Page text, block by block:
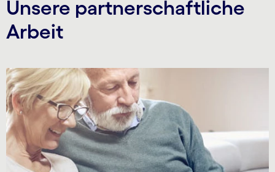
Unsere partnerschaftliche
Arbeit